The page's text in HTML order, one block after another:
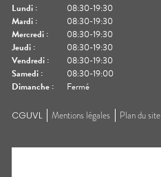
Lundi :
08:30-19:30
Mardi :
08:30-19:30
Mercredi :
08:30-19:30
Jeudi :
08:30-19:30
Vendredi :
08:30-19:30
Samedi :
08:30-19:00
Dimanche : Fermé
CGUVL Mentions légales Plan du site